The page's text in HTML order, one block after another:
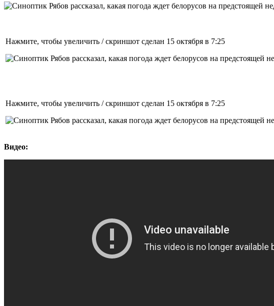
Нажмите, чтобы увеличить / скриншот сделан 15 октября в 7:25
Нажмите, чтобы увеличить / скриншот сделан 15 октября в 7:25
Видео: